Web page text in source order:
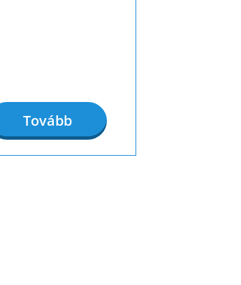
Tovább